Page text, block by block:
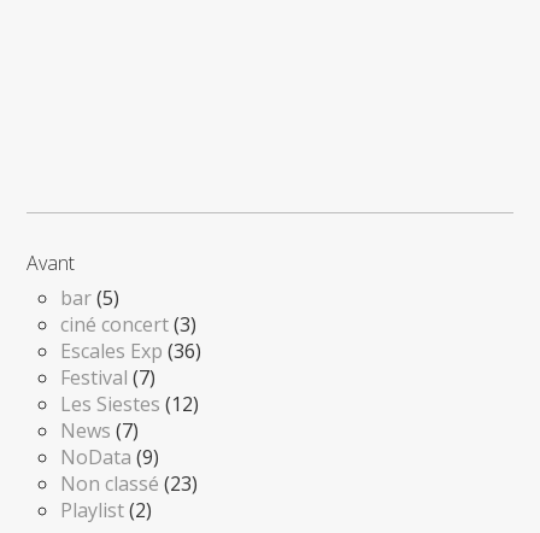
Avant
bar(5)
ciné concert(3)
Escales Exp (36)
Festival (7)
Les Siestes (12)
News (7)
NoData (9)
Non classé (23)
Playlist(2)